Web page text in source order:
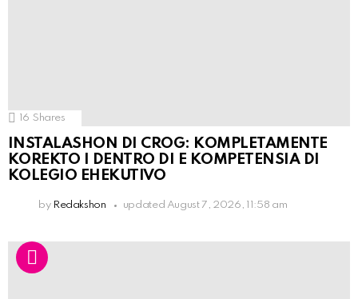
16 Shares
INSTALASHON DI CROG: KOMPLETAMENTE
KOREKTO I DENTRO DI E KOMPETENSIA DI
KOLEGIO EHEKUTIVO
by Redakshon updated August 7, 2026, 11:58 am